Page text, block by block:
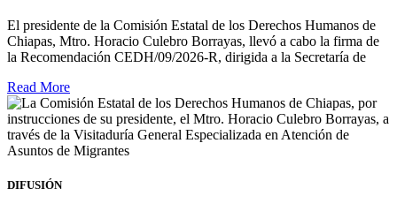
El presidente de la Comisión Estatal de los Derechos Humanos de
Chiapas, Mtro. Horacio Culebro Borrayas, llevó a cabo la firma de
la Recomendación CEDH/09/2026-R, dirigida a la Secretaría de
Read More
DIFUSIÓN